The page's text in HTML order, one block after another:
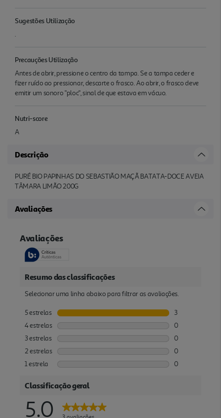
Sugestões Utilização
.
Precauções Utilização
Antes de abrir, pressione o centro da tampa. Se a tampa ceder e
fizer ruído ao pressionar, descarte o frasco. Ao abrir, o frasco deve
emitir um sonoro "ploc", sinal de que estava em vácuo.
Nutri-score
A
Descrição
PURÉ BIO PAPINHAS DO SEBASTIÃO MAÇÃ BATATA-DOCE AVEIA
TÂMARA LIMÃO 200G
Avaliações